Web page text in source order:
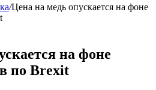
/Цена на медь опускается на фоне
на фоне
по Brexit